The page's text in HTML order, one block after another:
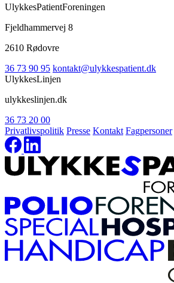
UlykkesPatientForeningen
Fjeldhammervej 8
2610 Rødovre
36 73 90 95 kontakt@ulykkespatient.dk
UlykkesLinjen
ulykkeslinjen.dk
36 73 20 00
Privatlivspolitik Presse Kontakt Fagpersoner